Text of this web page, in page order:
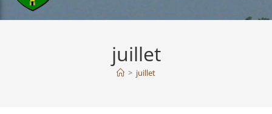
juillet
> juillet